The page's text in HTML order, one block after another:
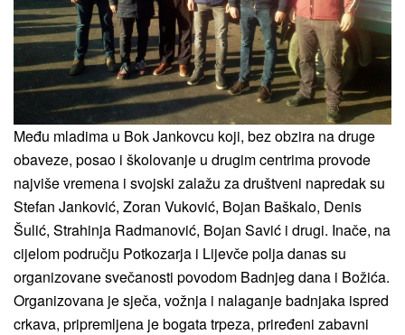
Među mladima u Bok Jankovcu koji, bez obzira na druge
obaveze, posao i školovanje u drugim centrima provode
najviše vremena i svojski zalažu za društveni napredak su
Stefan Janković, Zoran Vuković, Bojan Baškalo, Denis
Šulić, Strahinja Radmanović, Bojan Savić i drugi. Inače, na
cijelom području Potkozarja i Lijevče polja danas su
organizovane svečanosti povodom Badnjeg dana i Božića.
Organizovana je sječa, vožnja i nalaganje badnjaka ispred
crkava, pripremljena je bogata trpeza, priređeni zabavni